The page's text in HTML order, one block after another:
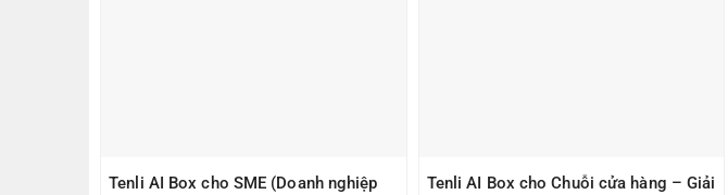
Tenli AI Box cho SME (Doanh nghiệp
Tenli AI Box cho Chuỗi cửa hàng – Giải